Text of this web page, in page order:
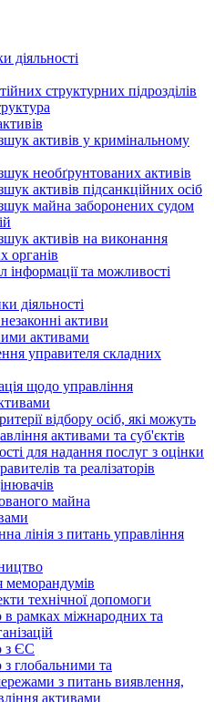
діяльності
структурних підрозділів
активів у кримінальному
необґрунтованих активів
активів підсанкційних осіб
майна заборонених судом
активів на виконання
органів
інформації та можливості
діяльності
активи
активами
управителя складних
щодо управління
відбору осіб, які можуть
активами та суб'єктів
для надання послуг з оцінки
та реалізаторів
майна
лінія з питань управління
меморандумів
технічної допомоги
в рамках міжнародних та
з ЄС
з глобальними та
з питань виявлення,
активами